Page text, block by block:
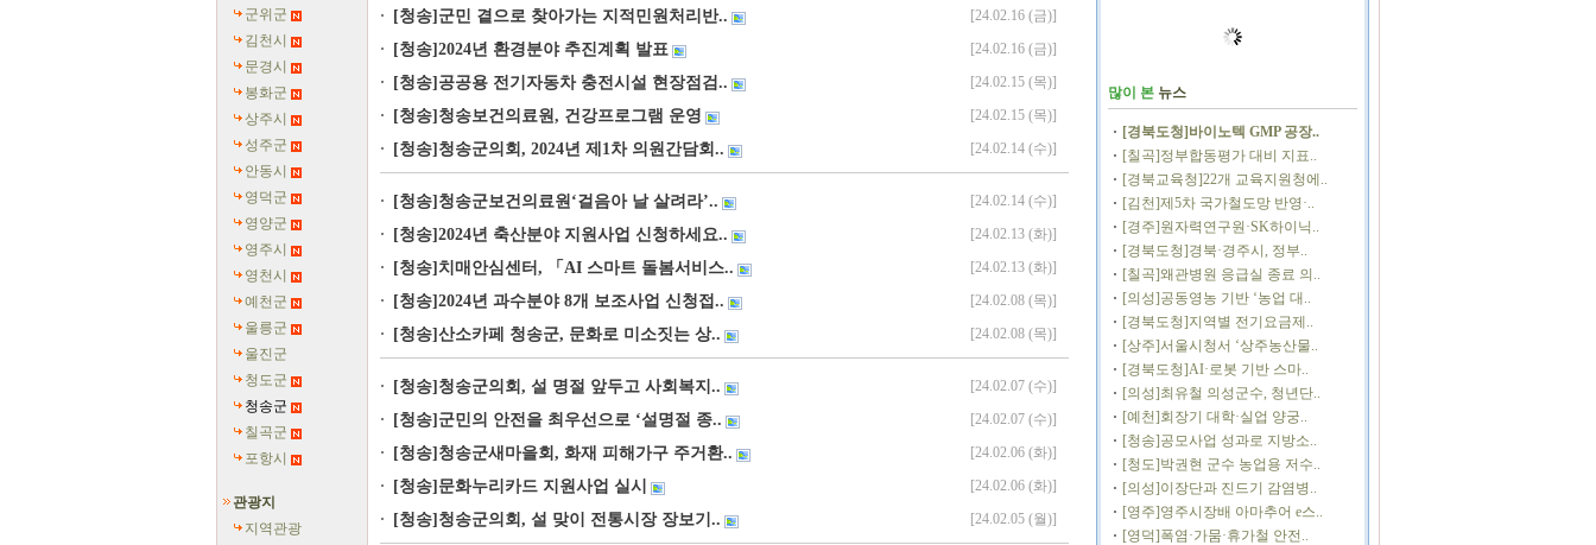
군위군
김천시
문경시
봉화군
상주시
성주군
안동시
영덕군
영양군
영주시
영천시
예천군
울릉군
울진군
청도군
청송군
칠곡군
포항시
관광지
지역관광
[청송]군민 곁으로 찾아가는 지적민원처리반.. [24.02.16 (금)]
[청송]2024년 환경분야 추진계획 발표 [24.02.16 (금)]
[청송]공공용 전기자동차 충전시설 현장점검.. [24.02.15 (목)]
[청송]청송보건의료원, 건강프로그램 운영 [24.02.15 (목)]
[청송]청송군의회, 2024년 제1차 의원간담회.. [24.02.14 (수)]
[청송]청송군보건의료원‘걸음아 날 살려라’.. [24.02.14 (수)]
[청송]2024년 축산분야 지원사업 신청하세요.. [24.02.13 (화)]
[청송]치매안심센터, 「AI 스마트 돌봄서비스.. [24.02.13 (화)]
[청송]2024년 과수분야 8개 보조사업 신청접.. [24.02.08 (목)]
[청송]산소카페 청송군, 문화로 미소짓는 상.. [24.02.08 (목)]
[청송]청송군의회, 설 명절 앞두고 사회복지.. [24.02.07 (수)]
[청송]군민의 안전을 최우선으로 ‘설명절 종.. [24.02.07 (수)]
[청송]청송군새마을회, 화재 피해가구 주거환.. [24.02.06 (화)]
[청송]문화누리카드 지원사업 실시 [24.02.06 (화)]
[청송]청송군의회, 설 맞이 전통시장 장보기.. [24.02.05 (월)]
많이 본 뉴스
[경북도청]바이노텍 GMP 공장..
[칠곡]정부합동평가 대비 지표..
[경북교육청]22개 교육지원청에..
[김천]제5차 국가철도망 반영·..
[경주]원자력연구원·SK하이닉..
[경북도청]경북·경주시, 정부..
[칠곡]왜관병원 응급실 종료 의..
[의성]공동영농 기반 ‘농업 대..
[경북도청]지역별 전기요금제..
[상주]서울시청서 ‘상주농산물..
[경북도청]AI·로봇 기반 스마..
[의성]최유철 의성군수, 청년단..
[예천]회장기 대학·실업 양궁..
[청송]공모사업 성과로 지방소..
[청도]박권현 군수 농업용 저수..
[의성]이장단과 진드기 감염병..
[영주]영주시장배 아마추어 e스..
[영덕]폭염·가뭄·휴가철 안전..